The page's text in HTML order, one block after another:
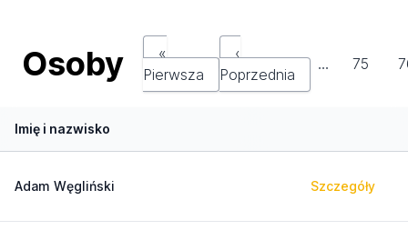
Osoby
«
Pierwsza
‹
Poprzednia
… 75
Imię i nazwisko
Adam Węgliński Szczegóły